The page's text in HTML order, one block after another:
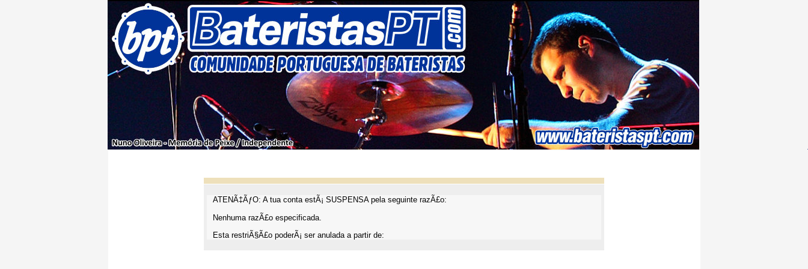
ATENÃ‡ÃƒO: A tua conta estÃ¡ SUSPENSA pela seguinte razÃ£o:
Nenhuma razÃ£o especificada.
Esta restriÃ§Ã£o poderÃ¡ ser anulada a partir de: